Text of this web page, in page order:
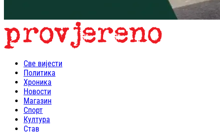
Све вијести
Политика
Хроника
Новости
Магазин
Спорт
Култура
Став